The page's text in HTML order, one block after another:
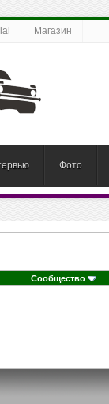
Магазин
Фото
Сообщество